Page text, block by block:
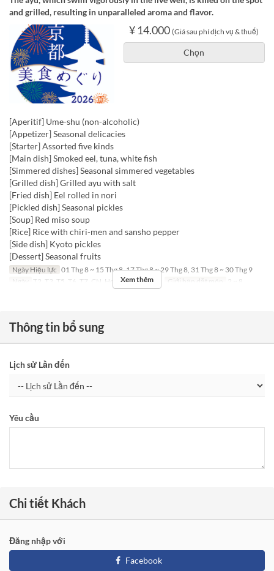
and grilled, resulting in unparalleled aroma and flavor.
¥ 14.000 (Giá sau phí dịch vụ & thuế)
Chọn
[Aperitif] Ume-shu (non-alcoholic)
[Appetizer] Seasonal delicacies
[Starter] Assorted five kinds
[Main dish] Smoked eel, tuna, white fish
[Simmered dishes] Seasonal simmered vegetables
[Grilled dish] Grilled ayu with salt
[Fried dish] Eel rolled in nori
[Pickled dish] Seasonal pickles
[Soup] Red miso soup
[Rice] Rice with chiri-men and sansho pepper
[Side dish] Kyoto pickles
[Dessert] Seasonal fruits
Ngày Hiệu lực 01 Thg 8 ~ 15 Thg 8, 17 Thg 8 ~ 29 Thg 8, 31 Thg 8 ~ 30 Thg 9
Ngày
T2, T3, T5, T6, T7, CN, Hol Bữa Bữa tối Giới hạn dặt món 2 ~ 8
Xem thêm
Thông tin bổ sung
Lịch sử Lần đến
Yêu cầu
Chi tiết Khách
Đăng nhập với
Facebook